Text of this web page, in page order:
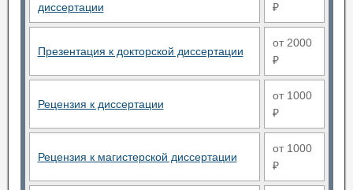
диссертации
₽
Презентация к докторской диссертации
от 2000
₽
Рецензия к диссертации
от 1000
₽
Рецензия к магистерской диссертации
от 1000
₽